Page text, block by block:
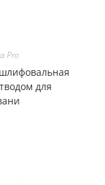
Pro
шлифовальная
для